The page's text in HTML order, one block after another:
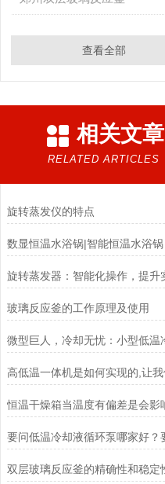
查看全部
相关文章
RELATED ARTICLES
旋转蒸发仪的特点
数显恒温水浴锅|智能恒温水浴锅
玻璃反应釜的工作原理及使用